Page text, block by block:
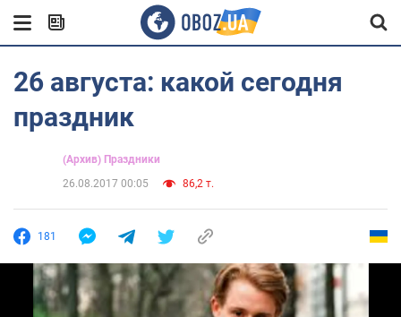
26 августа: какой сегодня
праздник
(Архив) Праздники
26.08.2017 00:05
86,2 т.
181